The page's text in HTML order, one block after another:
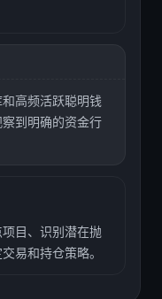
高频活跃聪明钱
到明确的资金行
目、识别潜在抛
易和持仓策略。